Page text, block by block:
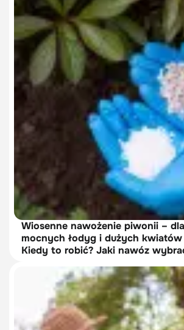
Wiosenne nawożenie piwonii – dla
mocnych łodyg i dużych kwiatów
Kiedy to robić? Jaki nawóz